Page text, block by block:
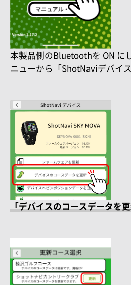
本製品側のBluetoothを ON に
ニューから「ShotNaviデバイ
「デバイスのコースデータを